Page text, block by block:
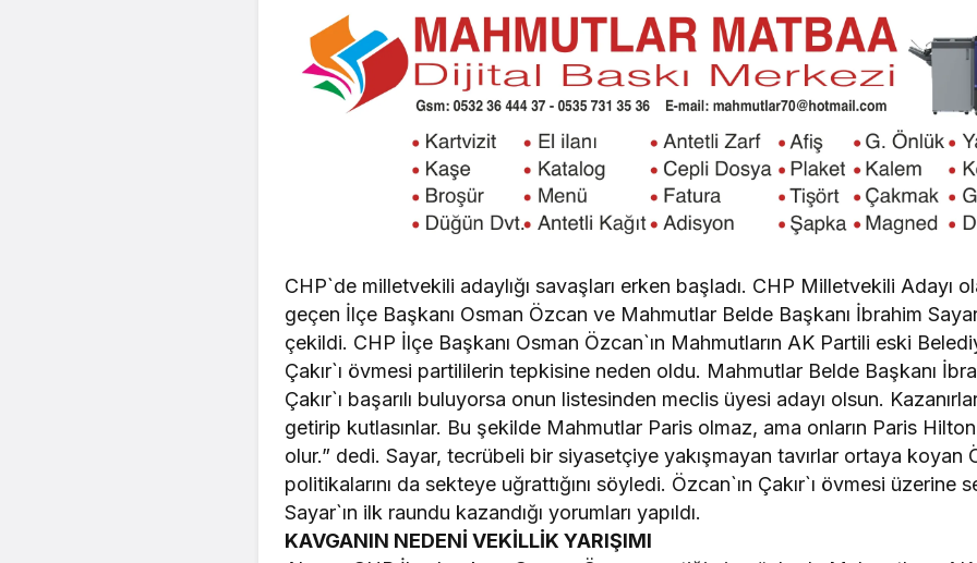
CHP`de milletvekili adaylığı savaşları erken başladı. CHP Milletvekili Adayı
geçen İlçe Başkanı Osman Özcan ve Mahmutlar Belde Başkanı İbrahim Sayar
çekildi. CHP İlçe Başkanı Osman Özcan`ın Mahmutların AK Partili eski
Çakır`ı övmesi partililerin tepkisine neden oldu. Mahmutlar Belde Başkanı
Çakır`ı başarılı buluyorsa onun listesinden meclis üyesi adayı olsun.
getirip kutlasınlar. Bu şekilde Mahmutlar Paris olmaz, ama onların Paris
olur.” dedi. Sayar, tecrübeli bir siyasetçiye yakışmayan tavırlar ortaya koyan
politikalarını da sekteye uğrattığını söyledi. Özcan`ın Çakır`ı övmesi üzerine
Sayar`ın ilk raundu kazandığı yorumları yapıldı.
KAVGANIN NEDENİ VEKİLLİK YARIŞIMI